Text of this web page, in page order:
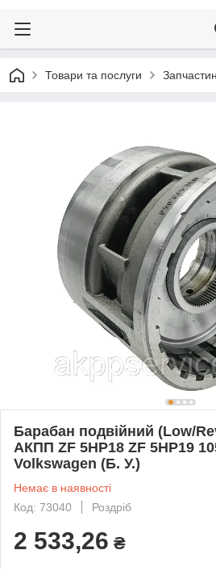
Товари та послуги
Барабан подвійний (Low/
АКПП ZF 5HP18 ZF 5HP19
Volkswagen (Б. У.)
Немає в наявності
Код: 73040
Роздріб
2 533,26 ₴